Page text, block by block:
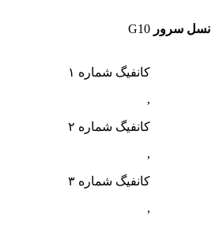
نسل سرور G10
کانفیگ شماره ۱
,
کانفیگ شماره ۲
,
کانفیگ شماره ۳
,